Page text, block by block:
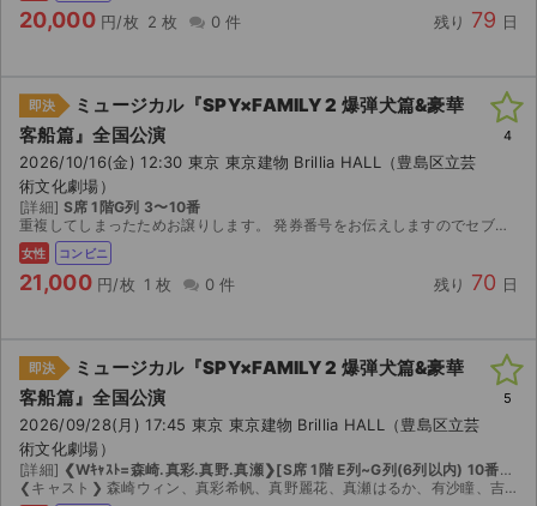
20,000 円/枚 2 枚 0 件 残り 79 日
即決
ミュージカル『SPY×FAMILY 2 爆弾犬篇&豪華
客船篇』全国公演
2026/10/16(金) 12:30 東京 東京建物 Brillia HALL（豊島区立芸
術文化劇場）
[詳細] S席 1階G列 3〜10番
重複してしまったためお譲りします。 発券番号をお伝えしますのでセブンイレブンにて発券をお願いいたします。 公演中止の場合は手数料等を引いた金額を返金いたします。
女性 コンビニ
21,000 円/枚 1 枚 0 件 残り 70 日
4
即決
ミュージカル『SPY×FAMILY 2 爆弾犬篇&豪華
客船篇』全国公演
2026/09/28(月) 17:45 東京 東京建物 Brillia HALL（豊島区立芸
術文化劇場）
[詳細] ❮Wｷｬｽﾄ=森崎.真彩.真野.真瀬❯[S席 1階 E列~G列(6列以内) 10番~31番(通路側席)]❮コンビニ発券❯ 7/16日以降~セブンイレブン店頭で発券可能です
❮キャスト❯ 森崎ウィン、真彩希帆、真野麗花、真瀬はるか、有沙瞳、吉野圭吾、他 ❮返金対応❯ 中止の場合に限り、出品金額から販売手数料+振り込み手数料を差し引いて、全額返金対応させて頂きます
5